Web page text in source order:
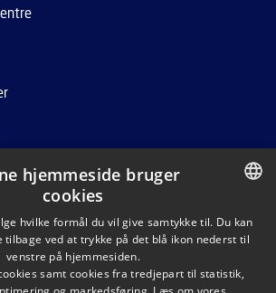
DANISH
ENGLISH
hjemmeside bruger
cookies
hvilke formål du vil give samtykke til. Du kan
ved at trykke på det blå ikon nederst til
venstre på hjemmesiden.
samt cookies fra tredjepart til statistik,